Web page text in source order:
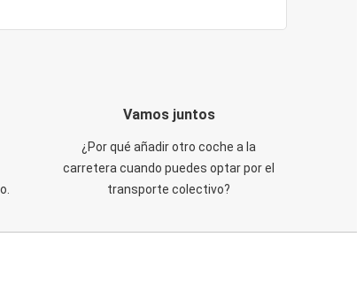
Vamos juntos
¿Por qué añadir otro coche a la
carretera cuando puedes optar por el
transporte colectivo?